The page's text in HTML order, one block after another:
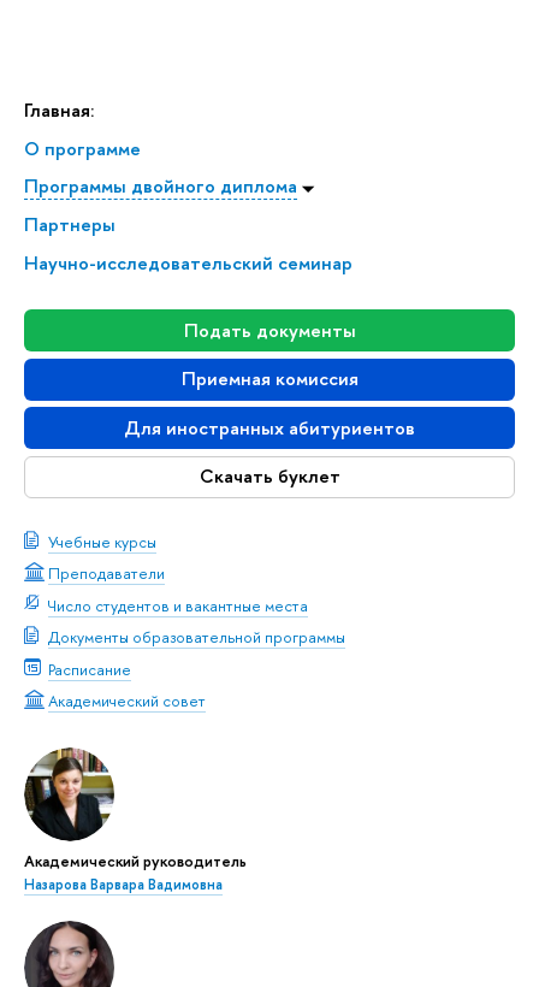
Главная:
О программе
Программы двойного диплома
Партнеры
Научно-исследовательский семинар
Подать документы
Приемная комиссия
Для иностранных абитуриентов
Скачать буклет
Учебные курсы
Преподаватели
Число студентов и вакантные места
Документы образовательной программы
Расписание
Академический совет
Академический руководитель
Назарова Варвара Вадимовна